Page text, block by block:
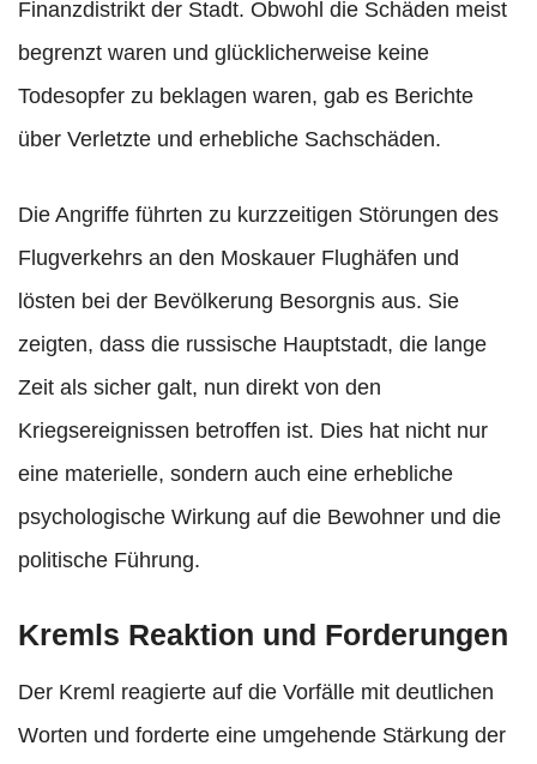
Finanzdistrikt der Stadt. Obwohl die Schäden meist
begrenzt waren und glücklicherweise keine
Todesopfer zu beklagen waren, gab es Berichte
über Verletzte und erhebliche Sachschäden.
Die Angriffe führten zu kurzzeitigen Störungen des
Flugverkehrs an den Moskauer Flughäfen und
lösten bei der Bevölkerung Besorgnis aus. Sie
zeigten, dass die russische Hauptstadt, die lange
Zeit als sicher galt, nun direkt von den
Kriegsereignissen betroffen ist. Dies hat nicht nur
eine materielle, sondern auch eine erhebliche
psychologische Wirkung auf die Bewohner und die
politische Führung.
Kremls Reaktion und Forderungen
Der Kreml reagierte auf die Vorfälle mit deutlichen
Worten und forderte eine umgehende Stärkung der